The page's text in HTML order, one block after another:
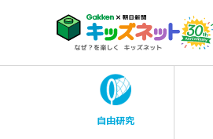
自由研究